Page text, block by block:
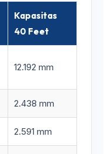
Kapasitas
40 Feet
12.192 mm
2.438 mm
2.591 mm